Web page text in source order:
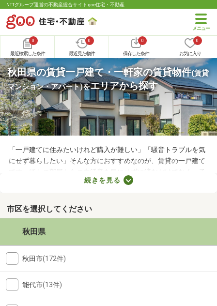
NTTグループ運営の不動産総合サイト goo住宅・不動産
0
最近検索した条件
0
最近見た物件
0
保存した条件
0
お気に入り
秋田県の賃貸一戸建て・一軒家の賃貸物件(賃貸
マンション・アパート)をエリアから探す
「一戸建てに住みたいけれど購入が難しい」「騒音トラブルを気
にせず暮らしたい」そんな方におすすめなのが、賃貸の一戸建て
です。ほかの部屋からの生活音を気にせずに済むだけでなく、子
どもの足音に気を遣わずに済む点も戸建ての魅力。生活音のトラ
します。
続きを見る
市区を選択してください
秋田県
秋田市(172件)
能代市(13件)